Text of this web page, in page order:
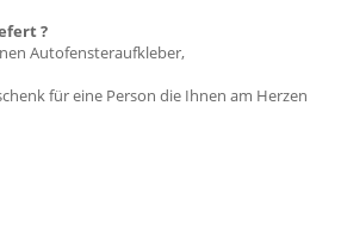
?
Autofensteraufkleber,
für eine Person die Ihnen am Herzen